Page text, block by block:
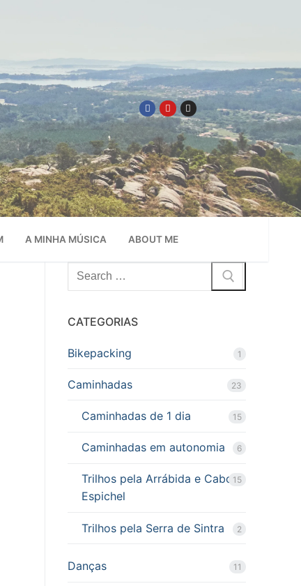
A MINHA MÚSICA ABOUT ME
Pesquisar
por:
CATEGORIAS
Bikepacking 1
Caminhadas 23
Caminhadas de 1 dia 15
Caminhadas em autonomia 6
Trilhos pela Arrábida e Cabo
Espichel
15
Trilhos pela Serra de Sintra 2
Danças 11